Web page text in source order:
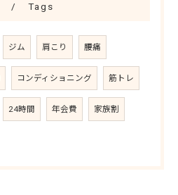
Tags
ジム 肩こり 腰痛
コンディショニング 筋トレ
24時間 年会費 家族割